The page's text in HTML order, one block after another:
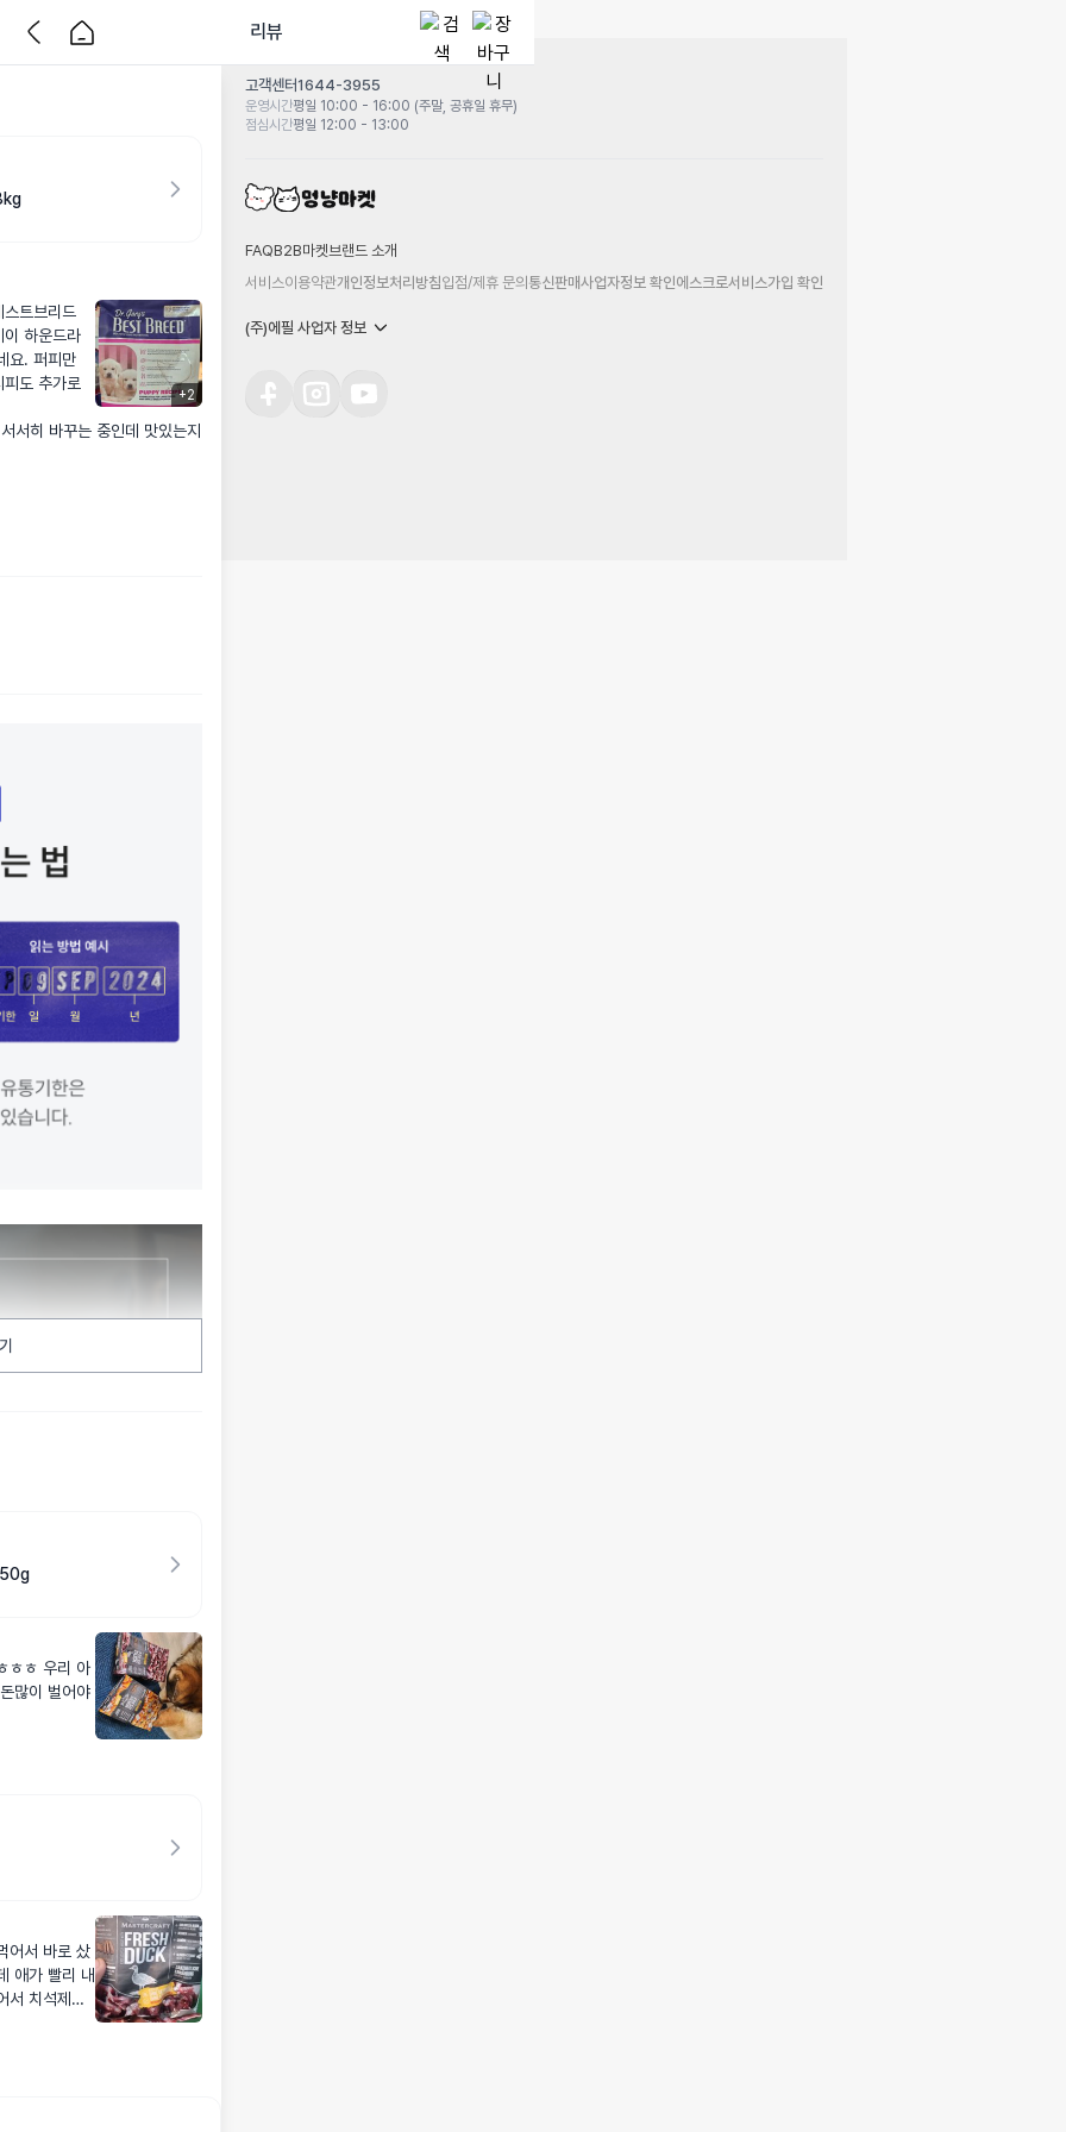
리뷰
+2
트브리드
하운드라
요. 퍼피만
도 추가로
서히 바꾸는 중인데 맛있는지
50g
ㅎㅎ 우리 아
많이 벌어야
어서 바로 샀
애가 빨리 내
서 치석제거
고객센터1644-3955
운영시간평일 10:00 - 16:00 (주말, 공휴일 휴무)
점심시간평일 12:00 - 13:00
FAQB2B마켓 브랜드 소개
서비스이용약관개인정보처리방침입점/제휴 문의통신판매사업자정보 확인에스크로서비스가입 확인
(주)에필 사업자 정보